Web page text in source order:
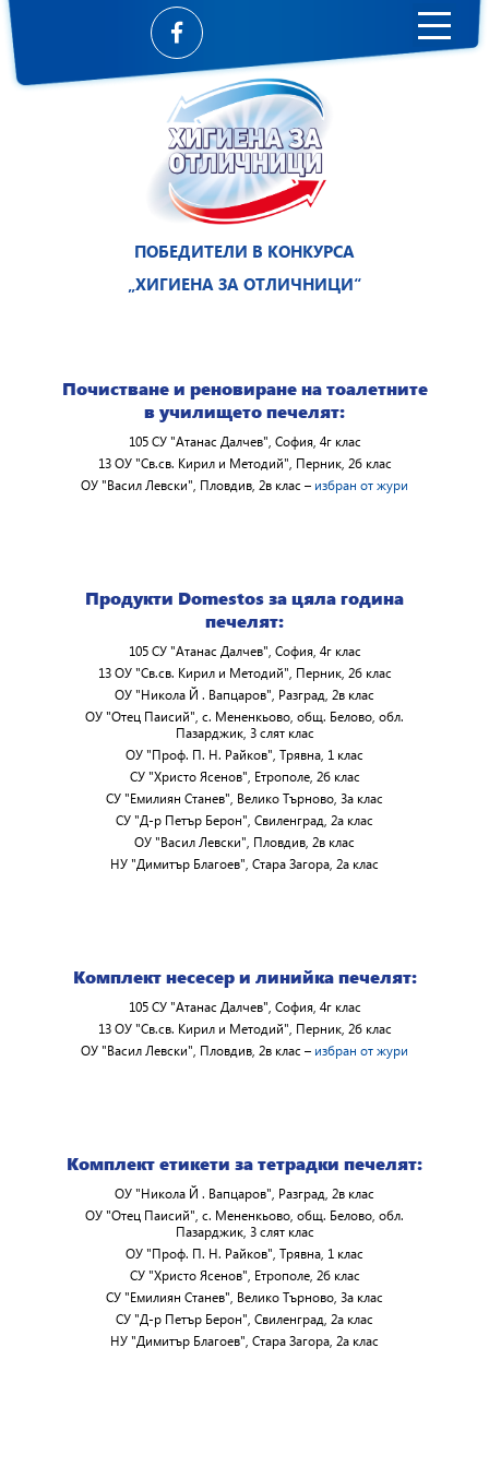
ПОБЕДИТЕЛИ В КОНКУРСА
„ХИГИЕНА ЗА ОТЛИЧНИЦИ“
Почистване и реновиране на тоалетните
в училището печелят:
105 СУ "Атанас Далчев", София, 4г клас
13 ОУ "Св.св. Кирил и Методий", Перник, 2б клас
ОУ "Васил Левски", Пловдив, 2в клас – избран от жури
Продукти Domestos за цяла година
печелят:
105 СУ "Атанас Далчев", София, 4г клас
13 ОУ "Св.св. Кирил и Методий", Перник, 2б клас
ОУ "Никола Й . Вапцаров", Разград, 2в клас
ОУ "Отец Паисий", с. Мененкьово, общ. Белово, обл.
Пазарджик, 3 слят клас
ОУ "Проф. П. Н. Райков", Трявна, 1 клас
СУ "Христо Ясенов", Етрополе, 2б клас
СУ "Емилиян Станев", Велико Търново, 3а клас
СУ "Д-р Петър Берон", Свиленград, 2а клас
ОУ "Васил Левски", Пловдив, 2в клас
НУ "Димитър Благоев", Стара Загора, 2а клас
Комплект несесер и линийка печелят:
105 СУ "Атанас Далчев", София, 4г клас
13 ОУ "Св.св. Кирил и Методий", Перник, 2б клас
ОУ "Васил Левски", Пловдив, 2в клас – избран от жури
Комплект етикети за тетрадки печелят:
ОУ "Никола Й . Вапцаров", Разград, 2в клас
ОУ "Отец Паисий", с. Мененкьово, общ. Белово, обл.
Пазарджик, 3 слят клас
ОУ "Проф. П. Н. Райков", Трявна, 1 клас
СУ "Христо Ясенов", Етрополе, 2б клас
СУ "Емилиян Станев", Велико Търново, 3а клас
СУ "Д-р Петър Берон", Свиленград, 2а клас
НУ "Димитър Благоев", Стара Загора, 2а клас